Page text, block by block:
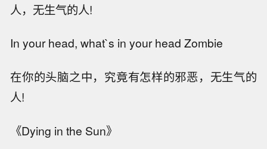
人，无生气的人!
In your head, what`s in your head Zombie
在你的头脑之中，究竟有怎样的邪恶，无生气的
人!
《Dying in the Sun》